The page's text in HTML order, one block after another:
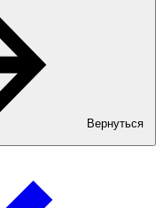
Вернуться